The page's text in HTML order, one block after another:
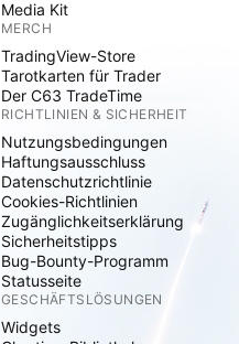
Media Kit
MERCH
TradingView-Store
Tarotkarten für Trader
Der C63 TradeTime
RICHTLINIEN & SICHERHEIT
Nutzungsbedingungen
Haftungsausschluss
Datenschutzrichtlinie
Cookies-Richtlinien
Zugänglichkeitserklärung
Sicherheitstipps
Bug-Bounty-Programm
Statusseite
GESCHÄFTSLÖSUNGEN
Widgets